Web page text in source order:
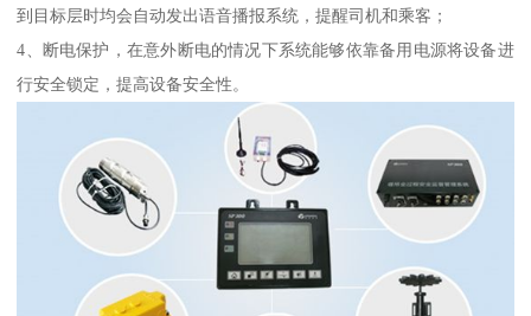
到目标层时均会自动发出语音播报系统，提醒司机和乘客；
4、断电保护，在意外断电的情况下系统能够依靠备用电源将设备进
行安全锁定，提高设备安全性。